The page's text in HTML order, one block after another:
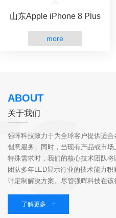
山东Apple iPhone 8 Plus
more
ABOUT
关于我们
强晖科技致力于为全球客户提供适
创意服务。同时，当现有产品或市
特殊需求时，我们的核心技术团队
团队多年LED显示行业的技术能力
计定制解决方案。尽管强晖科技在
同的价值观和...
了解更多 +